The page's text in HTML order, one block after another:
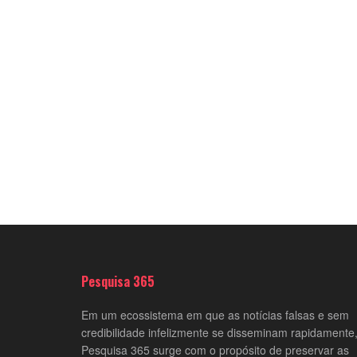
Pesquisa 365
Em um ecossistema em que as notícias falsas e sem
credibilidade infelizmente se disseminam
Pesquisa 365 surge com o propósito de preservar as